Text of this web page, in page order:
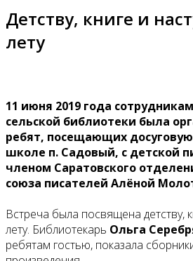
Детству, книге и
лету
11 июня 2019 года
сельской библиотеки была
ребят, посещающих
школе п. Садовый, с детской
членом Саратовского
союза писателей Алёной
Встреча была посвящена детству,
лету. Библиотекарь Ольга
ребятам гостью, показала